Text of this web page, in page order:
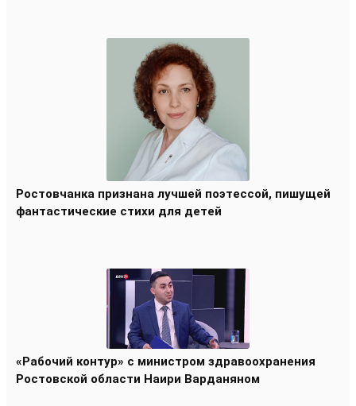
Ростовчанка признана лучшей поэтессой, пишущей
фантастические стихи для детей
«Рабочий контур» с министром здравоохранения
Ростовской области Наири Варданяном